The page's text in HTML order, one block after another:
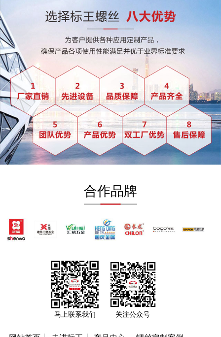
合作品牌
马上联系我们 关注公众号